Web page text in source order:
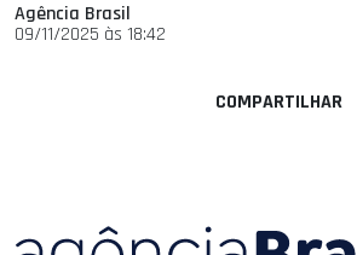
Agência Brasil
09/11/2025 às 18:42
COMPARTILHAR